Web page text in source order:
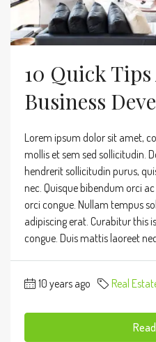
10 Quick
Business
Lorem ipsum dolor sit amet,
mollis et sem sed sollicitudin.
hendrerit sollicitudin purus,
nec. Quisque bibendum orci
orci congue. Nullam tempus
adipiscing erat. Curabitur this
congue. Duis mattis laoreet
10 years ago Real